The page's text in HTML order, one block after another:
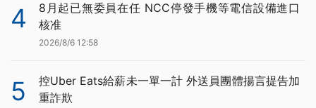
4
8月起已無委員在任 NCC停發手機等電信設備進口
核准
2026/8/6 12:58
5
控Uber Eats給薪未一單一計 外送員團體揚言提告加
重詐欺